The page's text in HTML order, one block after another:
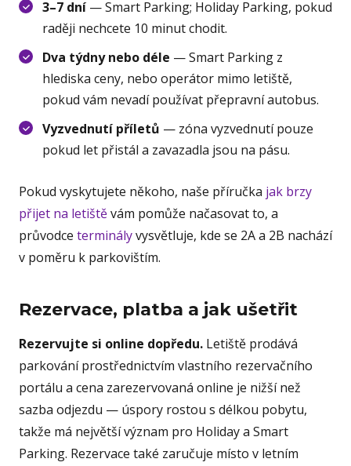
3–7 dní — Smart Parking; Holiday Parking, pokud
raději nechcete 10 minut chodit.
Dva týdny nebo déle — Smart Parking z
hlediska ceny, nebo operátor mimo letiště,
pokud vám nevadí používat přepravní autobus.
Vyzvednutí příletů — zóna vyzvednutí pouze
pokud let přistál a zavazadla jsou na pásu.
Pokud vyskytujete někoho, naše příručka jak brzy
přijet na letištěvám pomůže načasovat to, a
průvodce terminályvysvětluje, kde se 2A a 2B nachází
v poměru k parkovištím.
Rezervace, platba a jak ušetřit
Rezervujte si online dopředu. Letiště prodává
parkování prostřednictvím vlastního rezervačního
portálu a cena zarezervovaná online je nižší než
sazba odjezdu — úspory rostou s délkou pobytu,
takže má největší význam pro Holiday a Smart
Parking. Rezervace také zaručuje místo v letním